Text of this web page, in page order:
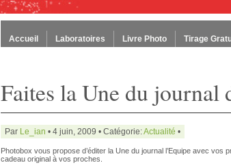
Accueil Laboratoires Livre Photo Tirage
Faites la Une du journal
Par Le_ian • 4 juin, 2009 • Catégorie:Actualité •
Photobox vous propose d’éditer la Une du journal l’Equipe avec
cadeau original à vos proches.